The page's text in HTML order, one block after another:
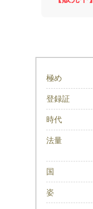
極め
登録証
時代
法量
国
姿